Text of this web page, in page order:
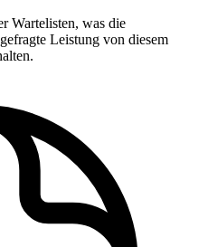
Wartelisten, was die
Leistung von diesem